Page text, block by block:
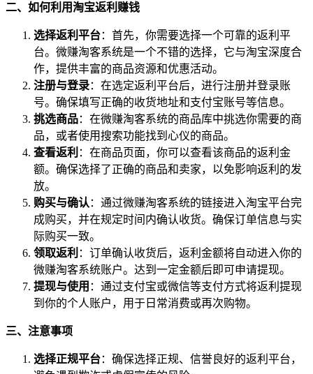
二、如何利用淘宝返利赚钱
选择返利平台：首先，你需要选择一个可靠的返利平
台。微赚淘客系统是一个不错的选择，它与淘宝深度合
作，提供丰富的商品资源和优惠活动。
注册与登录：在选定返利平台后，进行注册并登录账
号。确保填写正确的收货地址和支付宝账号等信息。
挑选商品：在微赚淘客系统的商品库中挑选你需要的商
品，或者使用搜索功能找到心仪的商品。
查看返利 ：在商品页面，你可以查看该商品的返利金
额。确保选择了正确的商品和卖家，以免影响返利的发
放。
购买与确认 ：通过微赚淘客系统的链接进入淘宝平台完
成购买，并在规定时间内确认收货。确保订单信息与实
际购买一致。
领取返利 ：订单确认收货后，返利金额将自动进入你的
微赚淘客系统账户。达到一定金额后即可申请提现。
提现与使用 ：通过支付宝或微信等支付方式将返利提现
到你的个人账户，用于日常消费或再次购物。
三、注意事项
选择正规平台：确保选择正规、信誉良好的返利平台，